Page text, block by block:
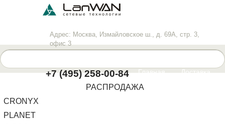
Адрес: Москва, Измайловское ш., д. 69А, стр. 3,
офис 3
+7 (495) 258-00-84 Главная
Доставка
РАСПРОДАЖА
CRONYX
PLANET